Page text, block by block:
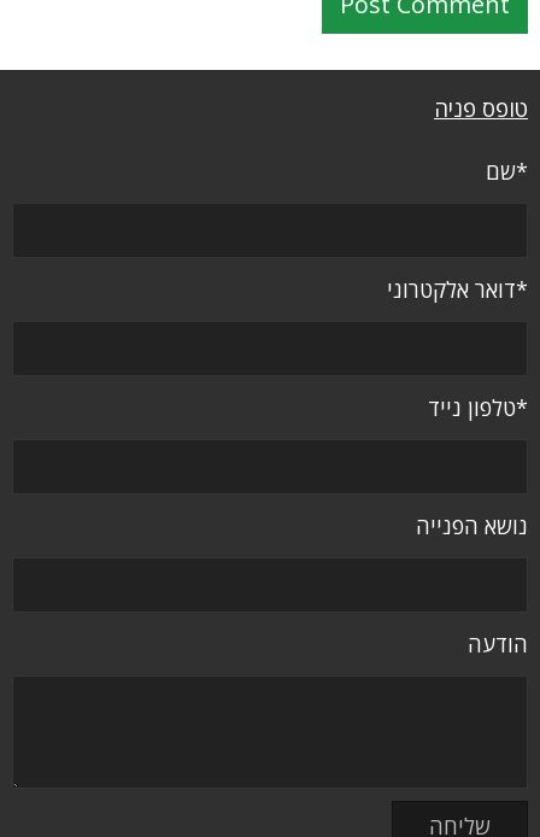
טופס פניה
*שם
*דואר אלקטרוני
*טלפון נייד
נושא הפנייה
הודעה